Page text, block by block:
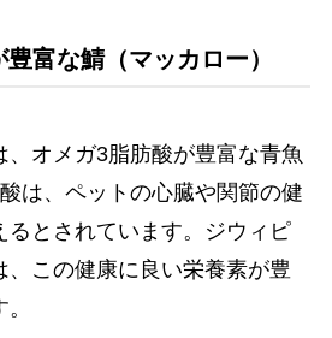
富な鯖（マッカロー）
、オメガ3脂肪酸が豊富な青魚
は、ペットの心臓や関節の健
るとされています。ジウィピ
、この健康に良い栄養素が豊